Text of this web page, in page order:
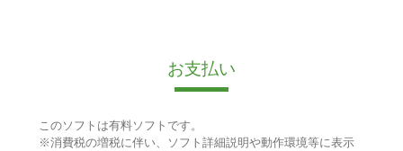
お支払い
このソフトは有料ソフトです。
※消費税の増税に伴い、ソフト詳細説明や動作環境等に表示